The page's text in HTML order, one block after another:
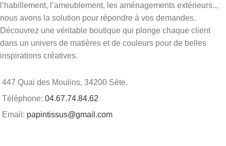
l’habillement, l’ameublement, les aménagements extérieurs..,
nous avons la solution pour répondre à vos demandes.
Découvrez une véritable boutique qui plonge chaque client
dans un univers de matières et de couleurs pour de belles
inspirations créatives.
447 Quai des Moulins, 34200 Sète.
Téléphone: 04.67.74.84.62
Email: papintissus@gmail.com